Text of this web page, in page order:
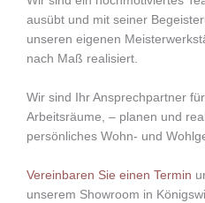
ausübt und mit seiner
unseren eigenen
nach Maß realisiert.
Wir sind Ihr Ansprechpartner
Arbeitsräume, – planen und
persönliches Wohn- und
Vereinbaren Sie einen Termin
unserem Showroom in